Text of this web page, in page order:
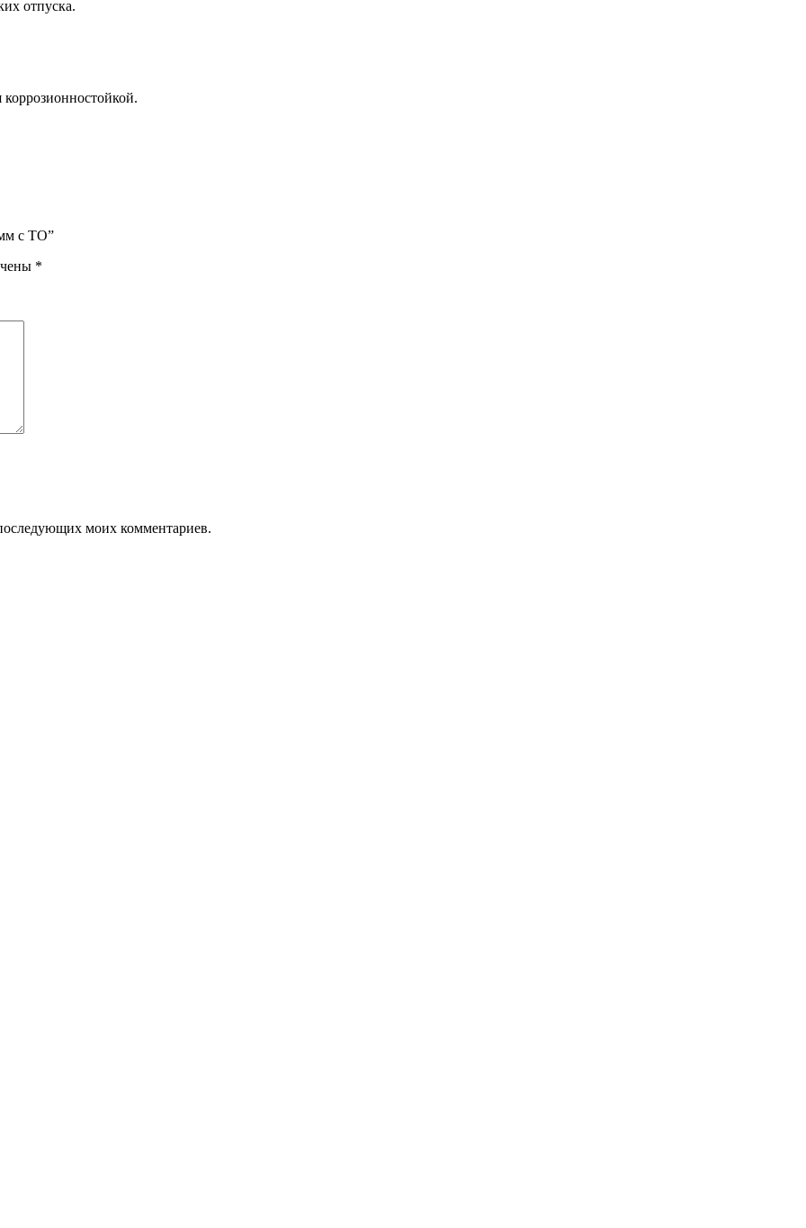
отпуска.
с ТО”
*
моих комментариев.